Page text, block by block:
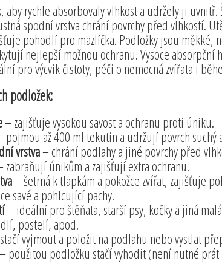
aby rychle absorbovaly vlhkost a udržely ji
spodní vrstva chrání povrchy před vlhkostí.
pohodlí pro mazlíčka. Podložky jsou měkké,
nejlepší možnou ochranu. Vysoce absorpční
pro výcvik čistoty, péči o nemocná zvířata i
podložek:
– zajišťuje vysokou savost a ochranu proti úniku.
až 400 ml tekutin a udržují povrch suchý
vrstva– chrání podlahy a jiné povrchy před
únikům a zajišťují extra ochranu.
– šetrná k tlapkám a pokožce zvířat, zajišťuje
savé a pohlcující pachy.
– ideální pro štěňata, starší psy, kočky a jiná
postelí, apod.
vyjmout a položit na podlahu nebo vystlat
použitou podložku stačí vyhodit (není nutné prát